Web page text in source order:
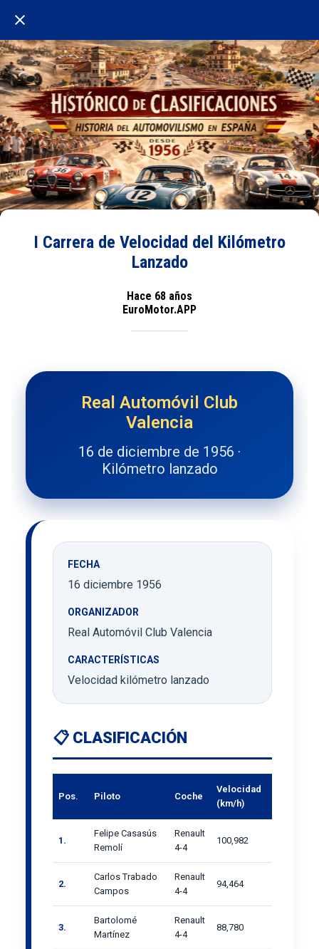
I Carrera de Velocidad del Kilómetro
Lanzado
Hace 68 años
EuroMotor.APP
Real Automóvil Club
Valencia
16 de diciembre de 1956 ·
Kilómetro lanzado
FECHA
16 diciembre 1956
ORGANIZADOR
Real Automóvil Club Valencia
CARACTERÍSTICAS
Velocidad kilómetro lanzado
📋 CLASIFICACIÓN
Pos. Piloto Coche
Velocidad
(km/h)
1.
Felipe Casasús
Remolí
Renault
4-4
100,982
2.
Carlos Trabado
Campos
Renault
4-4
94,464
3.
Bartolomé
Martínez
Renault
4-4
88,780